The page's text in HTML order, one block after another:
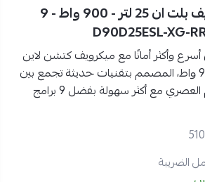
كتشن لاين ميكرويف بلت ان 25 لتر - 900 واط - 9
وأكثر أمانًا مع ميكرويف كتشن لاين
، المصمم بتقنيات حديثة تجمع بين
الأداء القوي والتصميم العصري مع أكثر سهولة بفضل 9 برامج
بسرعة ودقة.
25 لتر في السعودية:
الضريبة